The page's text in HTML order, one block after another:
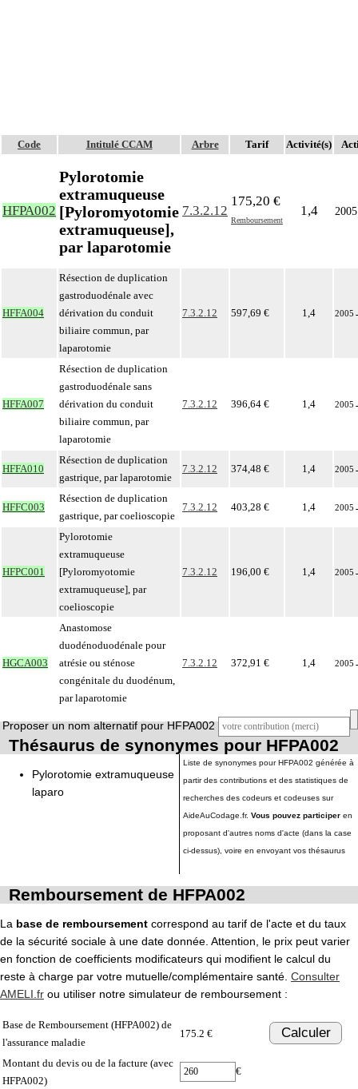
Code Intitulé CCAM Arbre Tarif Activité(s)
HFPA002
Pylorotomie
extramuqueuse
[Pyloromyotomie
extramuqueuse],
par laparotomie
7.3.2.12
175,20 €
Remboursement
1,4 2005
HFFA004
Résection de duplication
gastroduodénale avec
dérivation du conduit
biliaire commun, par
laparotomie
7.3.2.12 597,69 € 1,4 2005
HFFA007
Résection de duplication
gastroduodénale sans
dérivation du conduit
biliaire commun, par
laparotomie
7.3.2.12 396,64 € 1,4 2005
HFFA010
Résection de duplication
gastrique, par laparotomie
7.3.2.12 374,48 € 1,4 2005
HFFC003
Résection de duplication
gastrique, par coelioscopie
7.3.2.12 403,28 € 1,4 2005
HFPC001
Pylorotomie
extramuqueuse
[Pyloromyotomie
extramuqueuse], par
coelioscopie
7.3.2.12 196,00 € 1,4 2005
HGCA003
Anastomose
duodénoduodénale pour
atrésie ou sténose
congénitale du duodénum,
par laparotomie
7.3.2.12 372,91 € 1,4 2005
Proposer un nom alternatif pour HFPA002
Thésaurus de synonymes pour HFPA002
Pylorotomie extramuqueuse
laparo
Liste de synonymes pour HFPA002 générée à
partir des contributions et des statistiques de
recherches des codeurs et codeuses sur
AideAuCodage.fr. Vous pouvez participer en
proposant d'autres noms d'acte (dans la case
ci-dessus), voire en envoyant vos thésaurus
Remboursement de HFPA002
La base de remboursement correspond au tarif de l'acte et du taux
de la sécurité sociale à une date donnée. Attention, le prix peut varier
en fonction de coefficients modificateurs qui modifient le calcul du
reste à charge par votre mutuelle/complémentaire santé. Consulter
AMELI.fr ou utiliser notre simulateur de remboursement :
Base de Remboursement (HFPA002) de
l'assurance maladie
175.2 € Calculer
Montant du devis ou de la facture (avec
HFPA002)
€